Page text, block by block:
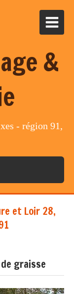
&
- région 91,
et Loir 28,
graisse